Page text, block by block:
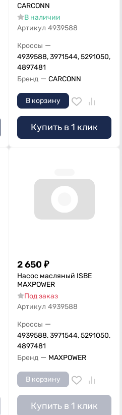
CARCONN
В наличии
Артикул 4939588
Кроссы —
4939588, 3971544, 5291050,
4897481
Бренд — CARCONN
В корзину
Купить в 1 клик
2 650 ₽
Насос масляный ISBE
MAXPOWER
Под заказ
Артикул 4939588
Кроссы —
4939588, 3971544, 5291050,
4897481
Бренд — MAXPOWER
В корзину
Купить в 1 клик